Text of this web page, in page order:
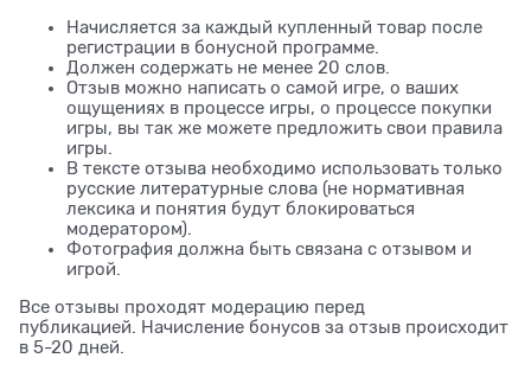
Начисляется за каждый купленный товар после
регистрации в бонусной программе.
Должен содержать не менее 20 слов.
Отзыв можно написать о самой игре, о ваших
ощущениях в процессе игры, о процессе покупки
игры, вы так же можете предложить свои правила
игры.
В тексте отзыва необходимо использовать только
русские литературные слова (не нормативная
лексика и понятия будут блокироваться
модератором).
Фотография должна быть связана с отзывом и
игрой.
Все отзывы проходят модерацию перед
публикацией. Начисление бонусов за отзыв происходит
в 5-20 дней.